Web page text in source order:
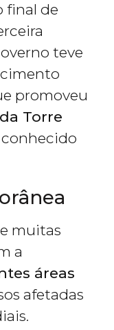
final de
teve
promoveu
Torre
muitas
a
áreas
afetadas